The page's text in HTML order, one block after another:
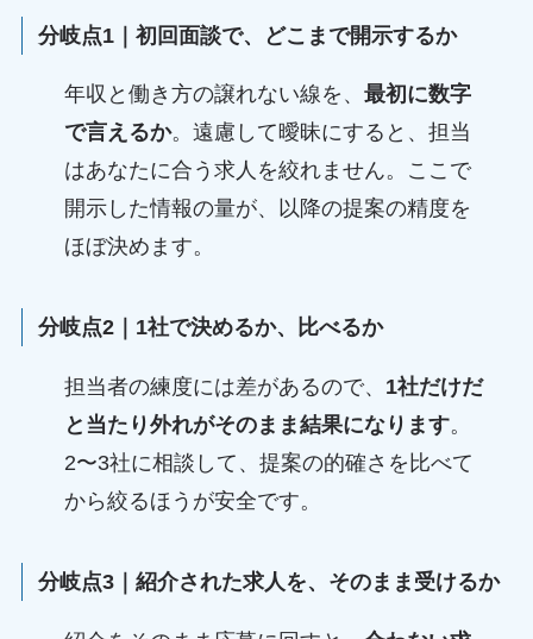
分岐点1｜初回面談で、どこまで開示するか
年収と働き方の譲れない線を、 最初に数字
で言えるか。遠慮して曖昧にすると、担当
はあなたに合う求人を絞れません。ここで
開示した情報の量が、以降の提案の精度を
ほぼ決めます。
分岐点2｜1社で決めるか、比べるか
担当者の練度には差があるので、 1社だけだ
と当たり外れがそのまま結果になります。
2〜3社に相談して、提案の的確さを比べて
から絞るほうが安全です。
分岐点3｜紹介された求人を、そのまま受けるか